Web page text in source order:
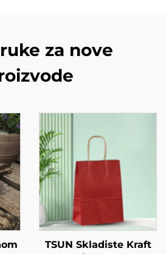
za nove
TSUN Skladiste Kraft